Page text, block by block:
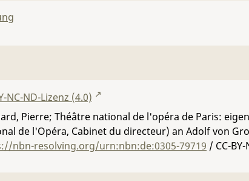
NC-ND-Lizenz (4.0)
Pierre; Théâtre national de l'opéra de Paris:
de l'Opéra, Cabinet du directeur) an Adolf von
nbn-resolving.org/urn:nbn:de:0305-79719 / CC-